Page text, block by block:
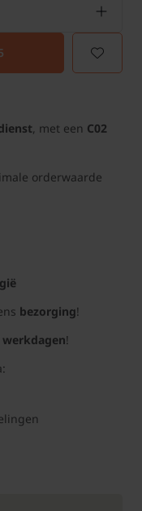
, met een C02
orderwaarde
bezorging!
!